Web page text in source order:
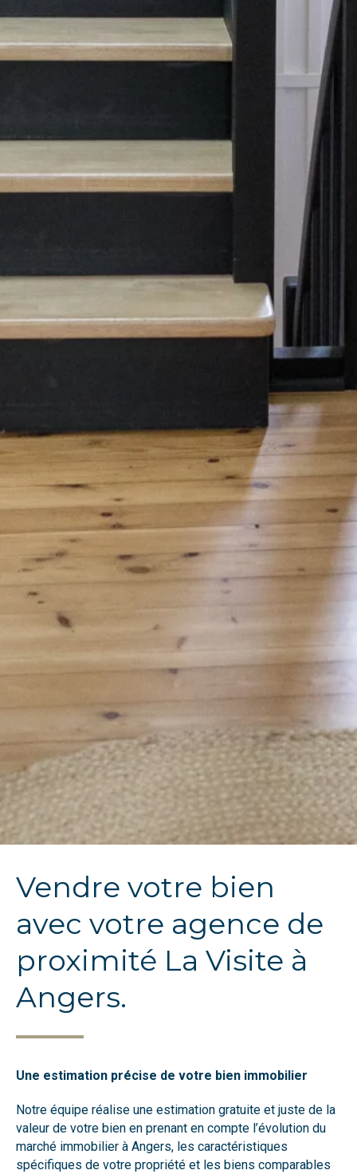
Vendre votre bien
avec votre agence de
proximité La Visite à
Angers.
Une estimation précise de votre bien immobilier
Notre équipe réalise une estimation gratuite et juste de la
valeur de votre bien en prenant en compte l’évolution du
marché immobilier à Angers, les caractéristiques
spécifiques de votre propriété et les biens comparables